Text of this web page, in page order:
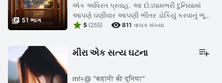
 51 ભાગ
એક અવિરત પ્રવાહ. આ દોડધામભરી દુનિયામાં
આપણે ઘણીવાર આપણી ભીતર ડોકિયું કરવાનું ભૂલી
જઈએ છીએ. " ઝરુખો" એ માત્ર એક શબ્દ નથી,
 5 (255)  811 વાચક સંખ્યા
મીરા એક સત્ય ઘટના
m!२@ "कहानी की दुनिया"